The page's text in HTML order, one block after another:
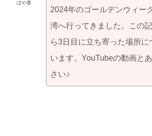
ぽや妻
2024年のゴールデンウィー
湾へ行ってきました。この
ら3日目に立ち寄った場所に
います。YouTubeの動画と
さい♪